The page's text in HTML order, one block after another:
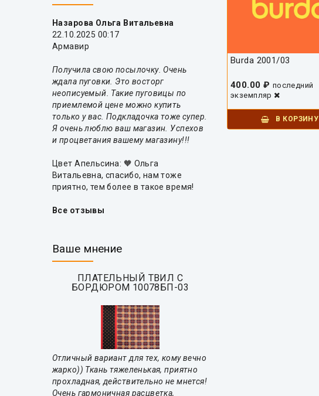
Burda 2001/03
400.00 ₽ последний
экземпляр
В КОРЗИНУ
Назарова Ольга Витальевна
22.10.2025 00:17
Армавир
Получила свою посылочку. Очень
ждала пуговки. Это восторг
неописуемый. Такие пуговицы по
приемлемой цене можно купить
только у вас. Подкладочка тоже супер.
Я очень люблю ваш магазин. Успехов
и процветания вашему магазину!!!
Цвет Апельсина: 🧡 Ольга
Витальевна, спасибо, нам тоже
приятно, тем более в такое время!
Все отзывы
Ваше мнение
ПЛАТЕЛЬНЫЙ ТВИЛ С
БОРДЮРОМ 10078БП-03
Отличный вариант для тех, кому вечно
жарко)) Ткань тяжеленькая, приятно
прохладная, действительно не мнется!
Очень гармоничная расцветка,